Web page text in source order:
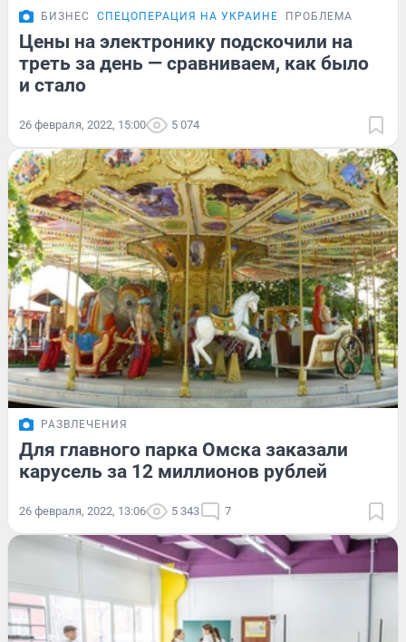
БИЗНЕС СПЕЦОПЕРАЦИЯ НА УКРАИНЕ ПРОБЛЕМА
Цены на электронику подскочили на
треть за день — сравниваем, как было
и стало
26 февраля, 2022, 15:00 5 074
РАЗВЛЕЧЕНИЯ
Для главного парка Омска заказали
карусель за 12 миллионов рублей
26 февраля, 2022, 13:06 5 343 7